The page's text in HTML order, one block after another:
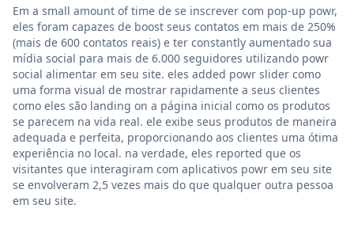
Em a small amount of time de se inscrever com pop-up powr,
eles foram capazes de boost seus contatos em mais de 250%
(mais de 600 contatos reais) e ter constantly aumentado sua
mídia social para mais de 6.000 seguidores utilizando powr
social alimentar em seu site. eles added powr slider como
uma forma visual de mostrar rapidamente a seus clientes
como eles são landing on a página inicial como os produtos
se parecem na vida real. ele exibe seus produtos de maneira
adequada e perfeita, proporcionando aos clientes uma ótima
experiência no local. na verdade, eles reported que os
visitantes que interagiram com aplicativos powr em seu site
se envolveram 2,5 vezes mais do que qualquer outra pessoa
em seu site.